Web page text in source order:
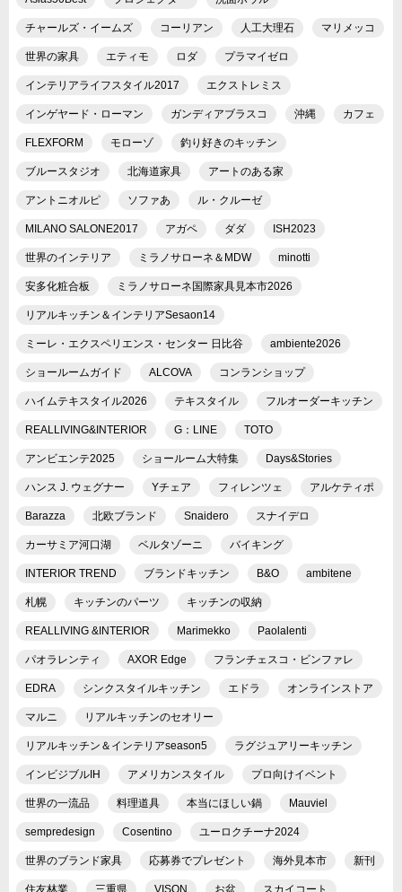
チャールズ・イームズ コーリアン 人工大理石 マリメッコ
世界の家具 エティモ ロダ プラマイゼロ
インテリアライフスタイル2017 エクストレミス
インゲヤード・ローマン ガンディアブラスコ 沖縄 カフェ
FLEXFORM モローゾ 釣り好きのキッチン
ブルースタジオ 北海道家具 アートのある家
アントニオルピ ソファあ ル・クルーゼ
MILANO SALONE2017 アガペ ダダ ISH2023
世界のインテリア ミラノサローネ＆MDW minotti
安多化粧合板 ミラノサローネ国際家具見本市2026
リアルキッチン＆インテリアSesaon14
ミーレ・エクスペリエンス・センター 日比谷 ambiente2026
ショールームガイド ALCOVA コンランショップ
ハイムテキスタイル2026 テキスタイル フルオーダーキッチン
REALLIVING&INTERIOR G：LINE TOTO
アンビエンテ2025 ショールーム大特集 Days&Stories
ハンス J. ウェグナー Yチェア フィレンツェ アルケティポ
Barazza 北欧ブランド Snaidero スナイデロ
カーサミア河口湖 ベルタゾーニ バイキング
INTERIOR TREND ブランドキッチン B&O ambitene
札幌 キッチンのパーツ キッチンの収納
REALLIVING &INTERIOR Marimekko Paolalenti
パオラレンティ AXOR Edge フランチェスコ・ビンファレ
EDRA シンクスタイルキッチン エドラ オンラインストア
マルニ リアルキッチンのセオリー
リアルキッチン＆インテリアseason5 ラグジュアリーキッチン
インビジブルIH アメリカンスタイル プロ向けイベント
世界の一流品 料理道具 本当にほしい鍋 Mauviel
sempredesign Cosentino ユーロクチーナ2024
世界のブランド家具 応募券でプレゼント 海外見本市 新刊
住友林業 三重県 VISON お盆 スカイコート